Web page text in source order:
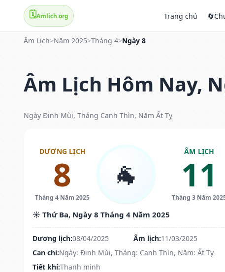
🗓️Amlich.org Trang chủ 🔄
Âm Lịch>Năm 2025>Tháng 4>Ngày 8
Âm Lịch Hôm Nay,
Ngày Đinh Mùi, Tháng Canh Thìn, Năm Ất Tỵ
DƯƠNG LỊCH
8
Tháng 4 Năm 2025
🐐
ÂM LỊCH
11
Tháng 3 Năm
☀️ Thứ Ba, Ngày 8 Tháng 4 Năm 2025
Dương lịch:08/04/2025 Âm lịch:11/03/2025
Can chi:Ngày: Đinh Mùi, Tháng: Canh Thìn, Năm: Ất Tỵ
Tiết khí:Thanh minh